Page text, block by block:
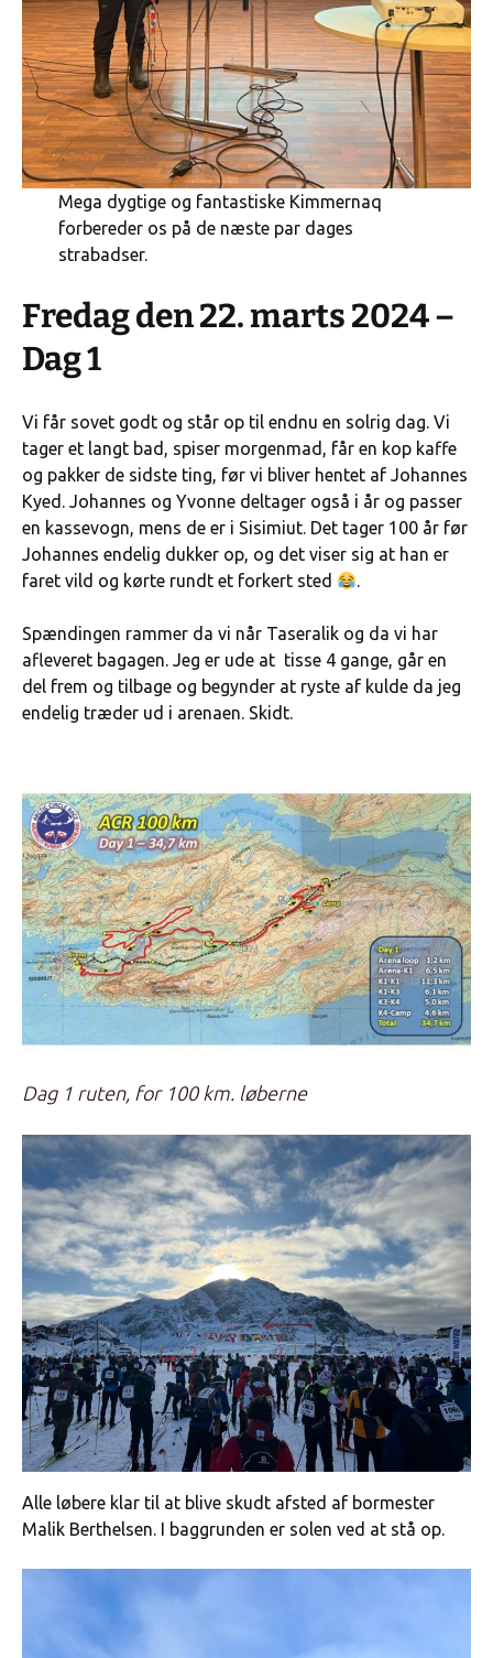
Mega dygtige og fantastiske Kimmernaq
forbereder os på de næste par dages
strabadser.
Fredag den 22. marts 2024 –
Dag 1
Vi får sovet godt og står op til endnu en solrig dag. Vi
tager et langt bad, spiser morgenmad, får en kop kaffe
og pakker de sidste ting, før vi bliver hentet af Johannes
Kyed. Johannes og Yvonne deltager også i år og passer
en kassevogn, mens de er i Sisimiut. Det tager 100 år før
Johannes endelig dukker op, og det viser sig at han er
faret vild og kørte rundt et forkert sted
.
Spændingen rammer da vi når Taseralik og da vi har
afleveret bagagen. Jeg er ude at tisse 4 gange, går en
del frem og tilbage og begynder at ryste af kulde da jeg
endelig træder ud i arenaen. Skidt.
Dag 1 ruten, for 100 km. løberne
Alle løbere klar til at blive skudt afsted af bormester
Malik Berthelsen. I baggrunden er solen ved at stå op.